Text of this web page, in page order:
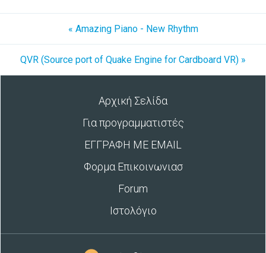
« Amazing Piano - New Rhythm
QVR (Source port of Quake Engine for Cardboard VR) »
Αρχική Σελίδα
Για προγραμματιστές
ΕΓΓΡΑΦΗ ΜΕ EMAIL
Φορμα Επικοινωνιασ
Forum
Ιστολόγιο